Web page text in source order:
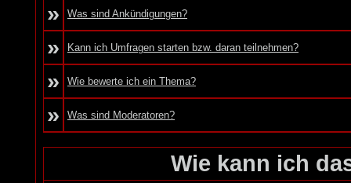
» Was sind Ankündigungen?
» Kann ich Umfragen starten bzw. daran teilnehmen?
» Wie bewerte ich ein Thema?
» Was sind Moderatoren?
Wie kann ich